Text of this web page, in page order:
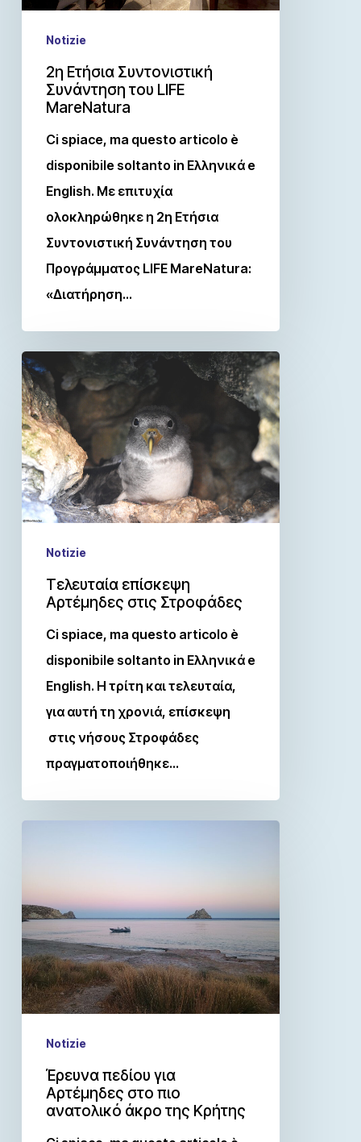
Notizie
2η Ετήσια Συντονιστική
Συνάντηση του LIFE
MareNatura
Ci spiace, ma questo articolo è
disponibile soltanto in Ελληνικά e
English. Με επιτυχία
ολοκληρώθηκε η 2η Ετήσια
Συντονιστική Συνάντηση του
Προγράμματος LIFE MareNatura:
«Διατήρηση…
Notizie
Τελευταία επίσκεψη
Αρτέμηδες στις Στροφάδες
Ci spiace, ma questo articolo è
disponibile soltanto in Ελληνικά e
English. Η τρίτη και τελευταία,
για αυτή τη χρονιά, επίσκεψη
στις νήσους Στροφάδες
πραγματοποιήθηκε…
Notizie
Έρευνα πεδίου για
Αρτέμηδες στο πιο
ανατολικό άκρο της Κρήτης